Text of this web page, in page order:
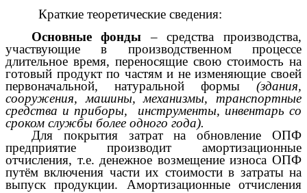
Краткие теоретические сведения:
Основные фонды–
средства производства,
участвующие в производственном процессе
длительное время, переносящие свою стоимость на
готовый продукт по частям и не изменяющие своей
первоначальной, натуральной формы
(здания,
сооружения, машины, механизмы, транспортные
средства и приборы, инструменты, инвентарь со
сроком службы более одного года).
Для покрытия затрат на обновление ОПФ
предприятие производит амортизационные
отчисления, т.е. денежное возмещение износа ОПФ
путём включения части их стоимости в затраты на
выпуск продукции. Амортизационные отчисления